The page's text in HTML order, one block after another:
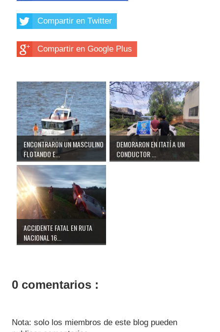
Compartir en Twitter
Compartir en Google Plus
ENCONTRARON UN MASCULINO
FLOTANDO E...
DEMORARON EN ITATÍ A UN
CONDUCTOR ...
ACCIDENTE FATAL EN RUTA
NACIONAL 16...
0 comentarios :
Nota: solo los miembros de este blog pueden